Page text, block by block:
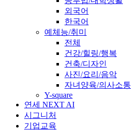
외국어
한국어
예체능/취미
전체
건강/힐링/행복
건축/디자인
사진/요리/음악
자녀양육/의사소통
Y-square
연세 NEXT AI
시그니처
기업교육